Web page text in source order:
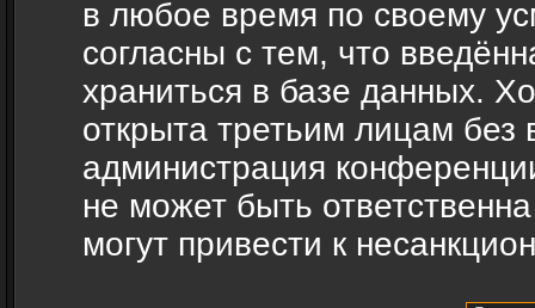
в любое время по своему
согласны с тем, что
храниться в базе данных.
открыта третьим лицам
администрация
не может быть
могут привести к